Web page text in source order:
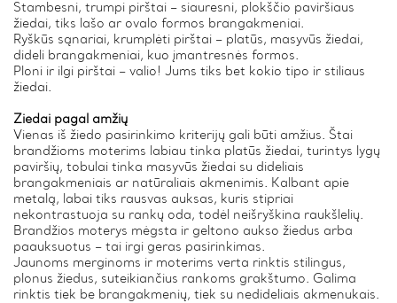
Stambesni, trumpi pirštai – siauresni, plokščio paviršiaus
žiedai, tiks lašo ar ovalo formos brangakmeniai.
Ryškūs sąnariai, krumplėti pirštai – platūs, masyvūs žiedai,
dideli brangakmeniai, kuo įmantresnės formos.
Ploni ir ilgi pirštai – valio! Jums tiks bet kokio tipo ir stiliaus
žiedai.
Žiedai pagal amžių
Vienas iš žiedo pasirinkimo kriterijų gali būti amžius. Štai
brandžioms moterims labiau tinka platūs žiedai, turintys lygų
paviršių, tobulai tinka masyvūs žiedai su dideliais
brangakmeniais ar natūraliais akmenimis. Kalbant apie
metalą, labai tiks rausvas auksas, kuris stipriai
nekontrastuoja su rankų oda, todėl neišryškina raukšlelių.
Brandžios moterys mėgsta ir geltono aukso žiedus arba
paauksuotus – tai irgi geras pasirinkimas.
Jaunoms merginoms ir moterims verta rinktis stilingus,
plonus žiedus, suteikiančius rankoms grakštumo. Galima
rinktis tiek be brangakmenių, tiek su nedideliais akmenukais.